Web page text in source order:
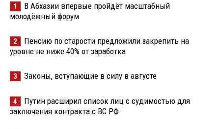
1
В Абхазии впервые пройдёт масштабный
молодёжный форум
2
Пенсию по старости предложили закрепить на
уровне не ниже 40% от заработка
3 Законы, вступающие в силу в августе
4
Путин расширил список лиц с судимостью для
заключения контракта с ВС РФ